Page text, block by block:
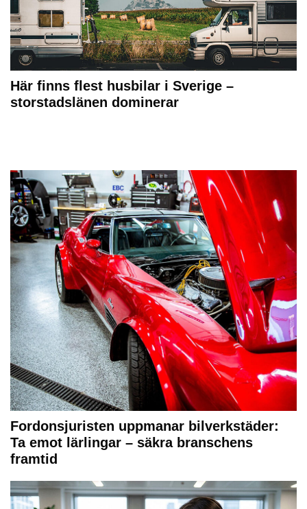
Här finns flest husbilar i Sverige –
storstadslänen dominerar
Fordonsjuristen uppmanar bilverkstäder:
Ta emot lärlingar – säkra branschens
framtid